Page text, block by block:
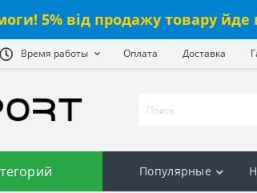
5% від продажу товару
Время работы Оплата Доставка
Популярные